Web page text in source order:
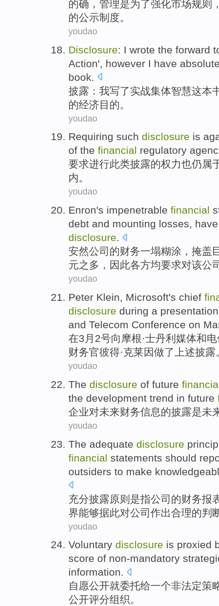
的确 ， 管理是为了强化市场规则
的公示制度。
youdao
Disclosure: I wrote the forward
Action', however I have
book
披露 ： 我写了实战集体智慧这本
的经济目的。
youdao
Requiring such disclosure is
of the financial regulatory
要求进行此类披露的权力也仍属
内。
youdao
Enron's impenetrable financial
debt and mounting losses,
disclosure.
安然公司的财务一塌糊涂 ， 掩盖
元之 多，因此各方均要求对该公
youdao
Peter Klein, Microsoft's chief
disclosure during a presentation
and Telecom Conference on
在3月 2号向 摩根·士丹利 媒体和
财务官彼得·克莱因做了 上述披露
youdao
The disclosure of future
the development trend in future
企业对未来财务信息的披露是未
youdao
The adequate disclosure
financial statements should
outsiders to make
充分披露原则是指公司的财务报
界能够据此对公司作出合理的判
youdao
Voluntary disclosure is proxied
score of non-mandatory
information.
自愿公开就委托给一个非法定策
公开评分组织。